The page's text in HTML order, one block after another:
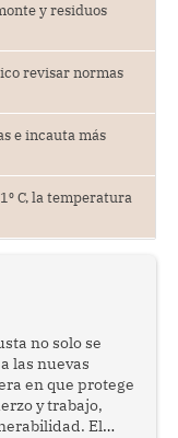
y residuos
revisar normas
e incauta más
C, la temperatura
no solo se
las nuevas
en que protege
y trabajo,
El